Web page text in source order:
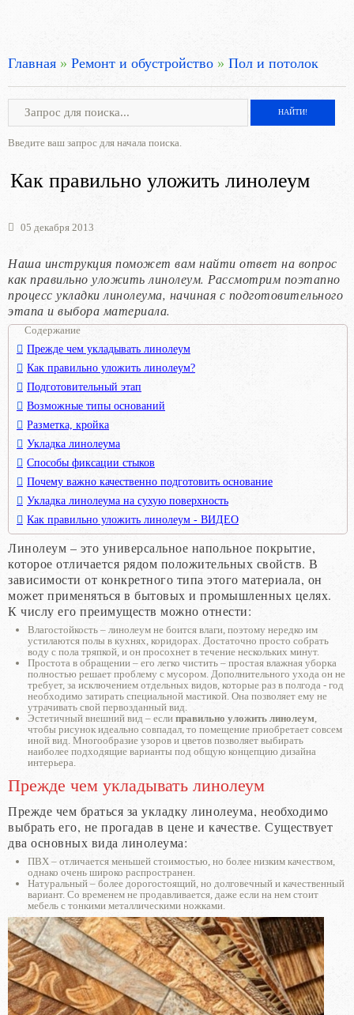
Главная » Ремонт и обустройство » Пол и потолок
Введите ваш запрос для начала поиска.
Как правильно уложить линолеум
05 декабря 2013
Наша инструкция поможет вам найти ответ на вопрос
как правильно уложить линолеум. Рассмотрим поэтапно
процесс укладки линолеума, начиная с подготовительного
этапа и выбора материала.
Содержание
Прежде чем укладывать линолеум
Как правильно уложить линолеум?
Подготовительный этап
Возможные типы оснований
Разметка, кройка
Укладка линолеума
Способы фиксации стыков
Почему важно качественно подготовить основание
Укладка линолеума на сухую поверхность
Как правильно уложить линолеум - ВИДЕО
Линолеум – это универсальное напольное покрытие,
которое отличается рядом положительных свойств. В
зависимости от конкретного типа этого материала, он
может применяться в бытовых и промышленных целях.
К числу его преимуществ можно отнести:
Влагостойкость – линолеум не боится влаги, поэтому нередко им
устилаются полы в кухнях, коридорах. Достаточно просто собрать
воду с пола тряпкой, и он просохнет в течение нескольких минут.
Простота в обращении – его легко чистить – простая влажная уборка
полностью решает проблему с мусором. Дополнительного ухода он не
требует, за исключением отдельных видов, которые раз в полгода - год
необходимо затирать специальной мастикой. Она позволяет ему не
утрачивать свой первозданный вид.
Эстетичный внешний вид – если правильно уложить линолеум
чтобы рисунок идеально совпадал, то помещение приобретает совсем
иной вид. Многообразие узоров и цветов позволяет выбирать
наиболее подходящие варианты под общую концепцию дизайна
интерьера.
Прежде чем укладывать линолеум
Прежде чем браться за укладку линолеума, необходимо
выбрать его, не прогадав в цене и качестве. Существует
два основных вида линолеума:
ПВХ – отличается меньшей стоимостью, но более низким качеством,
однако очень широко распространен.
Натуральный – более дорогостоящий, но долговечный и качественный
вариант. Со временем не продавливается, даже если на нем стоит
мебель с тонкими металлическими ножками.